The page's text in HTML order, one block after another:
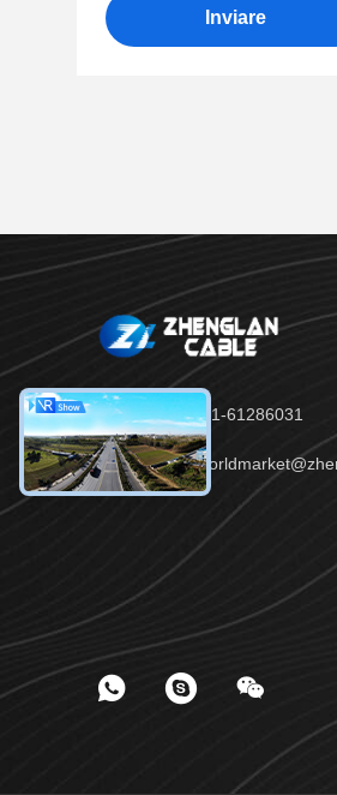
Inviare
tel：86-371-61286031
E-mail：